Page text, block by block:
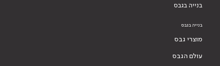
בנייה בגבס
בנייה בגבס
מוצרי גבס
עולם הגבס